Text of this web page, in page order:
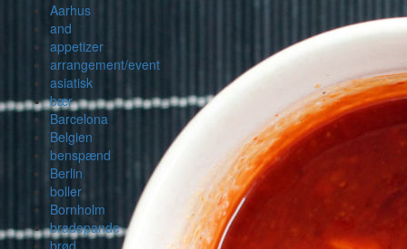
Aarhus
and
appetizer
arrangement/event
asiatisk
bær
Barcelona
Belgien
benspænd
Berlin
boller
Bornholm
bradepande
brød